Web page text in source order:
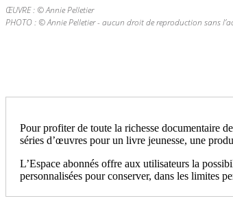
ŒUVRE : © Annie Pelletier
PHOTO : © Annie Pelletier - aucun droit de reproduction sans
Pour profiter de toute la richesse documentaire
séries d’œuvres pour un livre jeunesse, une
L’Espace abonnés offre aux utilisateurs la
personnalisées pour conserver, dans les limites